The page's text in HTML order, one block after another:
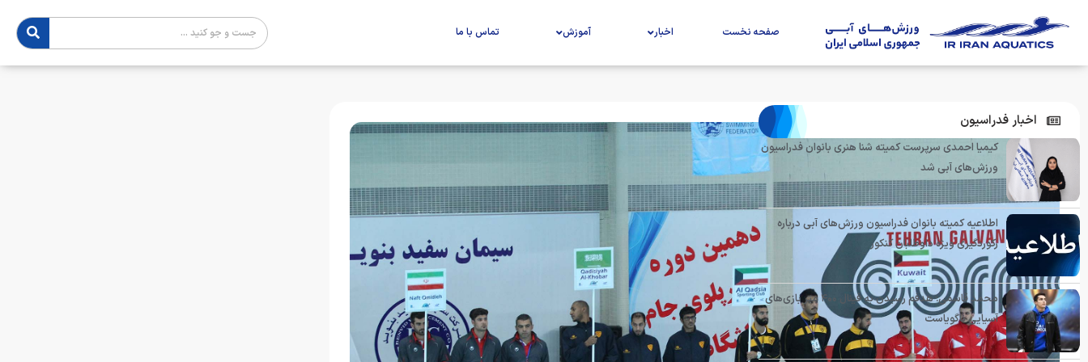
صفحه نخست اخبار آموزش تماس با ما
اخبار فدراسیون
کیمیا احمدی سرپرست کمیته شنا هنری بانوان فدراسیون
ورزش‌های آبی شد
اطلاعیه کمیته بانوان فدراسیون ورزش‌های آبی درباره
رکوردگیری ویژه داوطلبان کنکور
محمد قاسمی: هدفم رسیدن به فینال ۴۰۰ متر بازی‌های
آسیایی ناگویاست